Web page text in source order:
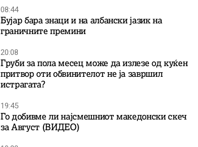
08:44
Бујар бара знаци и на албански јазик на
граничните премини
20:08
Груби за пола месец може да излезе од куќен
притвор оти обвинителот не ја завршил
истрагата?
19:45
Го добивме ли најсмешниот македонски скеч
за Август (ВИДЕО)